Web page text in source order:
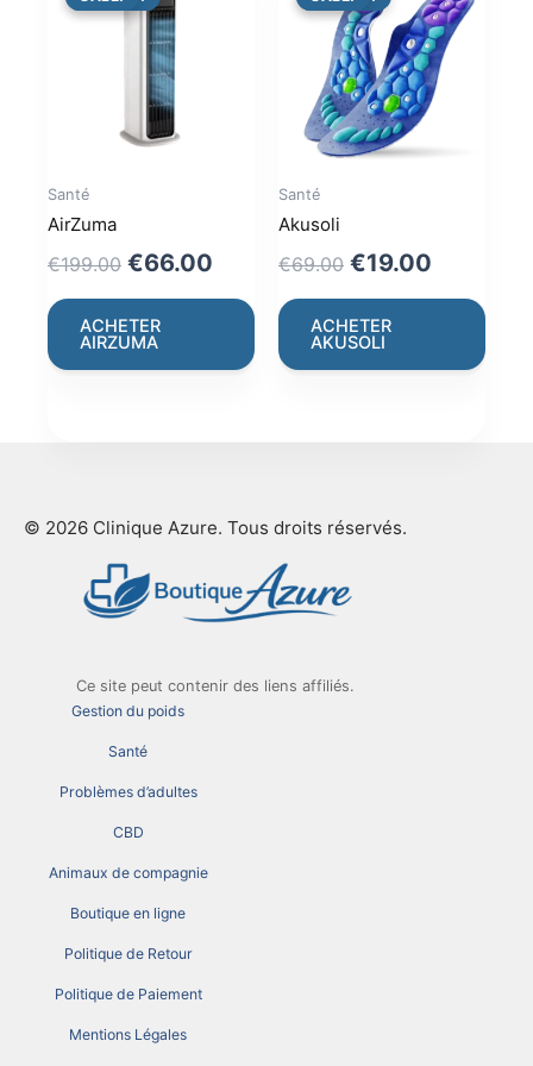
Santé
AirZuma
€199.00 Original
price
was:
€199.00.
€66.00 Current
price
€66.00.
ACHETER
AIRZUMA
Santé
Akusoli
€69.00 Original
price
was:
€69.00.
€19.00
price
€19.00.
ACHETER
AKUSOLI
© 2026 Clinique Azure. Tous droits réservés.
Ce site peut contenir des liens affiliés.
Gestion du poids
Santé
Problèmes d’adultes
CBD
Animaux de compagnie
Boutique en ligne
Politique de Retour
Politique de Paiement
Mentions Légales